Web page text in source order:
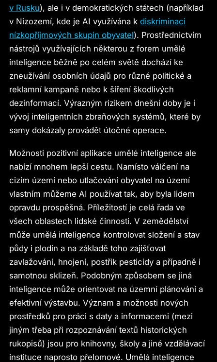
v Rusku), ale i v demokratických státech (například
v Nizozemí, kde je AI využívána kdiskriminaci
nízkopříjmových skupin obyvatel). Prostřednictvím
nástrojů využívajících některou z forem umělé
inteligence běžně po celém světě dochází ke
zneužívání osobních údajů pro různé politické a
reklamní kampaně nebo k šíření škodlivých
dezinformací. Výrazným rizikem dnešní doby je i
vývoj inteligentních zbraňových systémů, které by
samy dokázaly provádět útočné operace.
Možnosti pozitivní aplikace umělé inteligence ale
nabízí mnohem lepší cestu. Namísto válčení na
cizím území nebo utlačování obyvatel na území
vlastním můžeme AI používat tak, aby byla lidem
opravdu prospěšná. Příležitostí je celá řada ve
všech oblastech lidské činnosti. V zemědělství
může umělá inteligence kontrolovat složení a stav
půdy i plodin a na základě toho zajišťovat
zavlažování, hnojení, postřik pesticidy a případně i
samotnou sklizeň. Podobným způsobem se jiná
inteligence může orientovat na územní plánování a
efektivní výstavbu. Význam a možnosti nových
prostředků pro práci s daty a informacemi (mezi
jiným třeba při rozpoznávání textů historických
rukopisů) jsou pro knihovny, školy a jiné vzdělávací
instituce naprosto přelomové. Umělá inteligence